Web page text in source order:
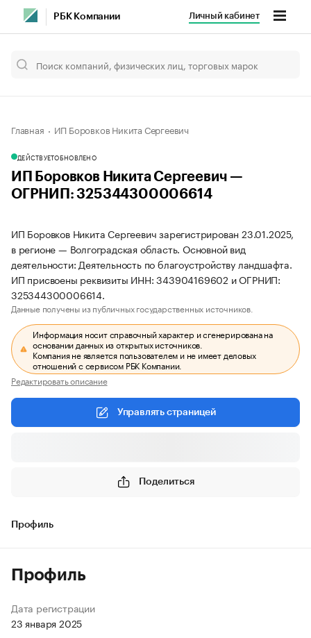
РБК Компании Личный кабинет
Главная ИП Боровков Никита Сергеевич
ДЕЙСТВУЕТОБНОВЛЕНО
ИП Боровков Никита Сергеевич —
ОГРНИП: 325344300006614
ИП Боровков Никита Сергеевич зарегистрирован 23.01.2025,
в регионе — Волгоградская область. Основной вид
деятельности: Деятельность по благоустройству ландшафта.
ИП присвоены реквизиты ИНН: 343904169602 и ОГРНИП:
325344300006614.
Данные получены из публичных государственных источников.
Информация носит справочный характер и сгенерирована на
основании данных из открытых источников.
Компания не является пользователем и не имеет деловых
отношений с сервисом РБК Компании.
Редактировать описание
Управлять страницей
Поделиться
Профиль
Профиль
Дата регистрации
23 января 2025